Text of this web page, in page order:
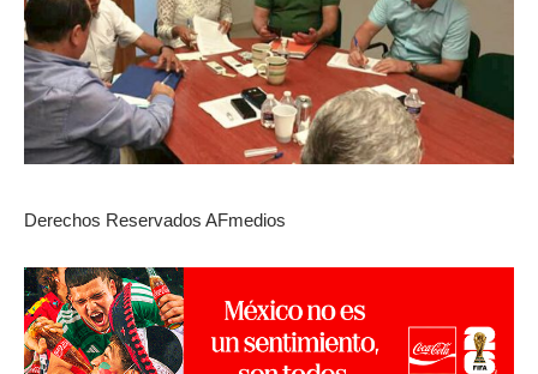
Derechos Reservados AFmedios